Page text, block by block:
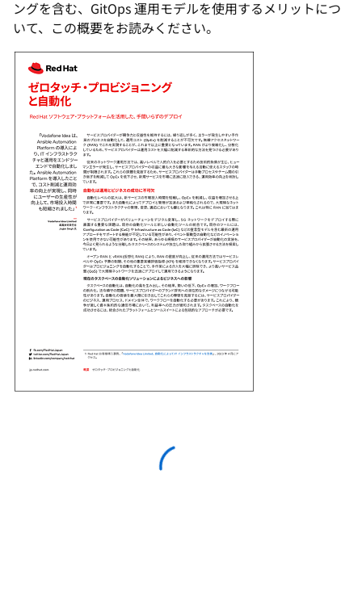
ングを含む、GitOps 運用モデルを使用するメリットにつ
いて、この概要をお読みください。